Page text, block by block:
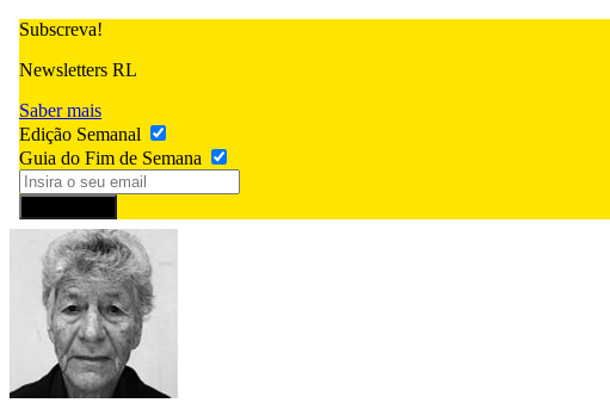
Subscreva!
Newsletters RL
Saber mais
Edição Semanal
Guia do Fim de Semana